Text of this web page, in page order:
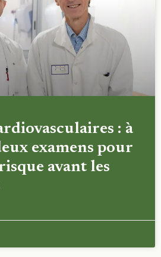
: à
examens pour
avant les